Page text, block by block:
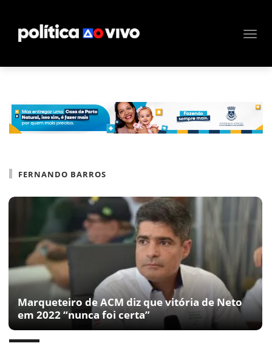
FERNANDO BARROS
Marqueteiro de ACM diz que vitória de Neto
em 2022 “nunca foi certa”